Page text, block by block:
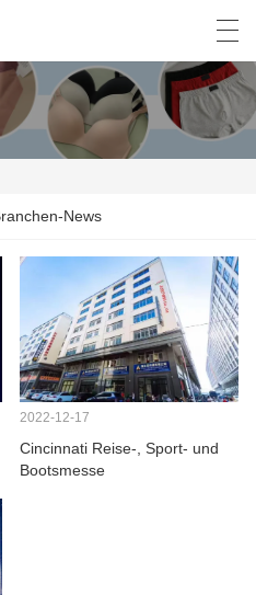
English Español
News
2022-12-17
Cincinnati Reise-, Sport- und
Bootsmesse